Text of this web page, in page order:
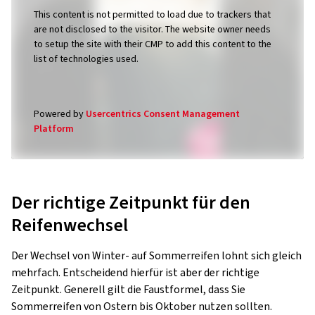
This content is not permitted to load due to trackers that
are not disclosed to the visitor. The website owner needs
to setup the site with their CMP to add this content to the
list of technologies used.
Powered by Usercentrics Consent Management
Platform
Der richtige Zeitpunkt für den
Reifenwechsel
Der Wechsel von Winter- auf Sommerreifen lohnt sich gleich
mehrfach. Entscheidend hierfür ist aber der richtige
Zeitpunkt. Generell gilt die Faustformel, dass Sie
Sommerreifen von Ostern bis Oktober nutzen sollten.